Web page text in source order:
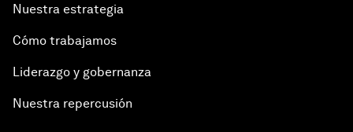
Nuestra estrategia
Cómo trabajamos
Liderazgo y gobernanza
Nuestra repercusión